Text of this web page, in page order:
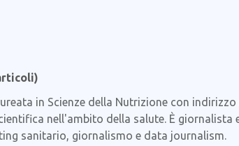
in Scienze della Nutrizione con
nell'ambito della salute. È giornalista
sanitario, giornalismo e data journalism.